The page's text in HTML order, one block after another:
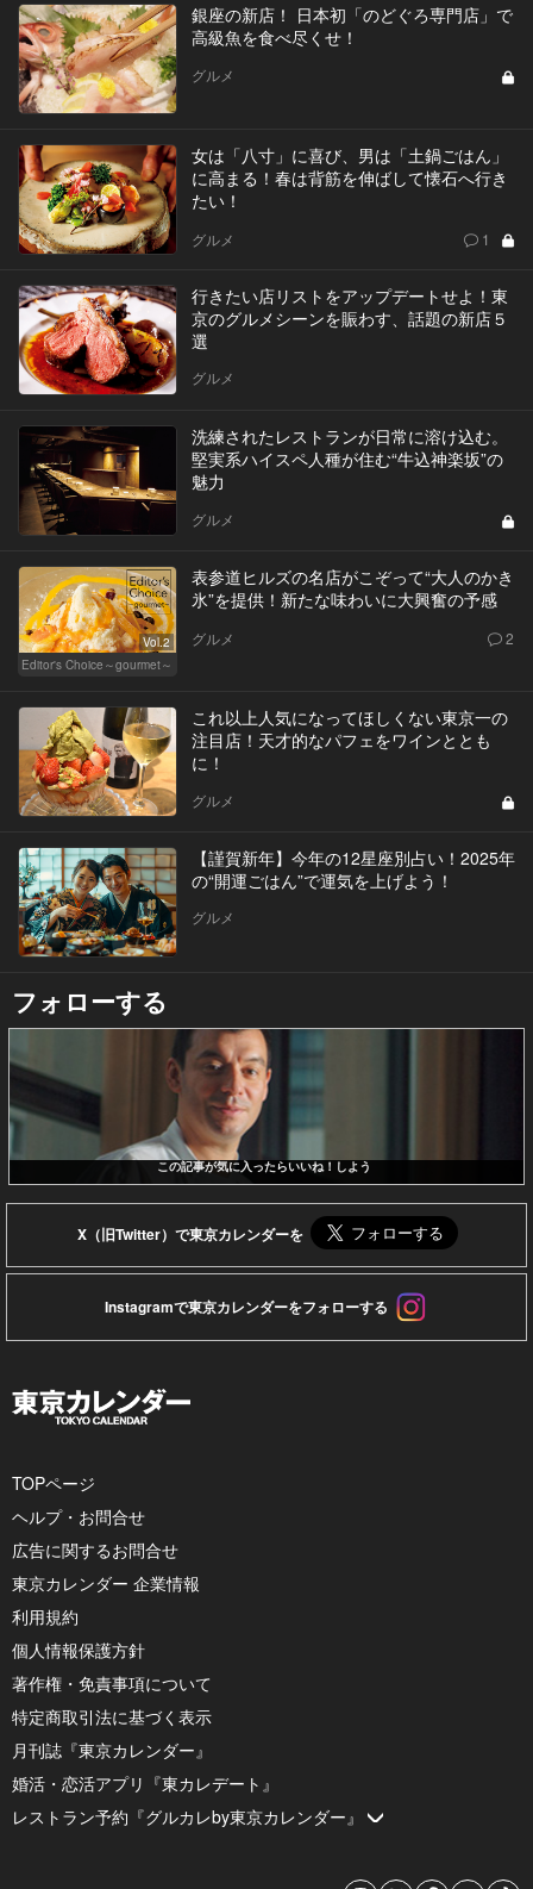
銀座の新店！ 日本初「のどぐろ専門店」で
高級魚を食べ尽くせ！
グルメ
女は「八寸」に喜び、男は「土鍋ごはん」
に高まる！春は背筋を伸ばして懐石へ行き
たい！
グルメ 1
行きたい店リストをアップデートせよ！東
京のグルメシーンを賑わす、話題の新店５
選
グルメ
洗練されたレストランが日常に溶け込む。
堅実系ハイスペ人種が住む“牛込神楽坂”の
魅力
グルメ
Vol.2
Editor's Choice～gourmet～
表参道ヒルズの名店がこぞって“大人のかき
氷”を提供！新たな味わいに大興奮の予感
グルメ 2
これ以上人気になってほしくない東京一の
注目店！天才的なパフェをワインととも
に！
グルメ
【謹賀新年】今年の12星座別占い！2025年
の“開運ごはん”で運気を上げよう！
グルメ
フォローする
この記事が気に入ったらいいね！しよう
X（旧Twitter）で東京カレンダーを
Instagramで東京カレンダーをフォローする
TOPページ
ヘルプ・お問合せ
広告に関するお問合せ
東京カレンダー 企業情報
利用規約
個人情報保護方針
著作権・免責事項について
特定商取引法に基づく表示
月刊誌『東京カレンダー』
婚活・恋活アプリ『東カレデート』
レストラン予約『グルカレby東京カレンダー』